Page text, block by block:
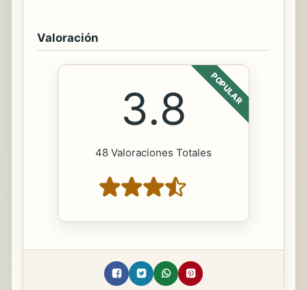
Valoración
POPULAR
3.8
48 Valoraciones Totales